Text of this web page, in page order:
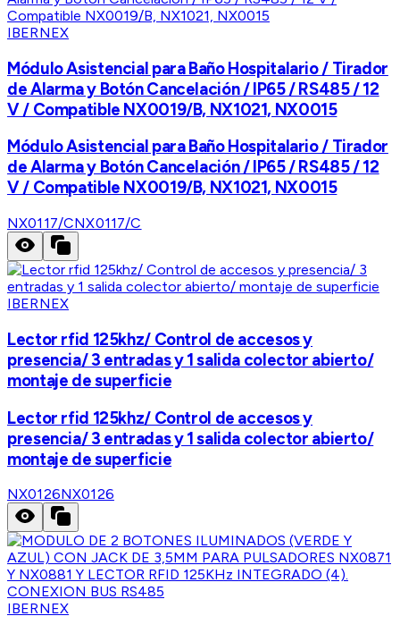
IBERNEX
Módulo Asistencial para Baño Hospitalario / Tirador
de Alarma y Botón Cancelación / IP65 / RS485 / 12
V / Compatible NX0019/B, NX1021, NX0015
Módulo Asistencial para Baño Hospitalario / Tirador
de Alarma y Botón Cancelación / IP65 / RS485 / 12
V / Compatible NX0019/B, NX1021, NX0015
NX0117/CNX0117/C
IBERNEX
Lector rfid 125khz/ Control de accesos y
presencia/ 3 entradas y 1 salida colector abierto/
montaje de superficie
Lector rfid 125khz/ Control de accesos y
presencia/ 3 entradas y 1 salida colector abierto/
montaje de superficie
NX0126NX0126
IBERNEX